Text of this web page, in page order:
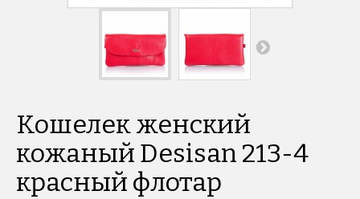
Кошелек женский
кожаный Desisan 213-4
красный флотар